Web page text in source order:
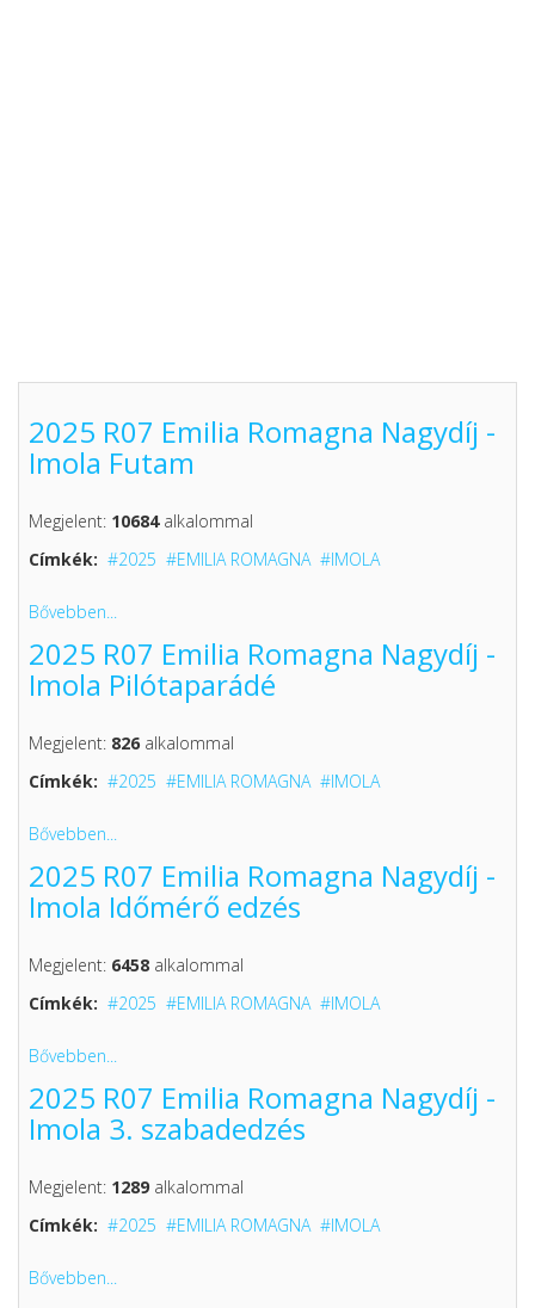
2025 R07 Emilia Romagna Nagydíj -
Imola Futam
Megjelent: 10684alkalommal
Címkék:
2025 EMILIA ROMAGNA IMOLA
Bővebben...
2025 R07 Emilia Romagna Nagydíj -
Imola Pilótaparádé
Megjelent: 826 alkalommal
Címkék:
2025 EMILIA ROMAGNA IMOLA
Bővebben...
2025 R07 Emilia Romagna Nagydíj -
Imola Időmérő edzés
Megjelent: 6458 alkalommal
Címkék:
2025 EMILIA ROMAGNA IMOLA
Bővebben...
2025 R07 Emilia Romagna Nagydíj -
Imola 3. szabadedzés
Megjelent: 1289 alkalommal
Címkék:
2025 EMILIA ROMAGNA IMOLA
Bővebben...